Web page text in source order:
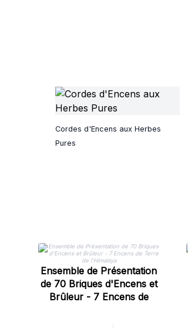
Cordes d'Encens aux Herbes
Pures
Ensemble de Présentation
de 70 Briques d'Encens et
Brûleur - 7 Encens de